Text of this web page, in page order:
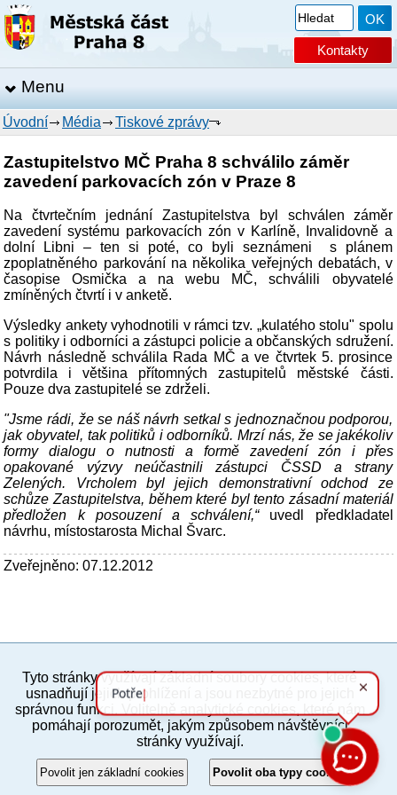
Kontakty
Menu
Úvodní Média Tiskové zprávy
Zastupitelstvo MČ Praha 8 schválilo záměr
zavedení parkovacích zón v Praze 8
Na čtvrtečním jednání Zastupitelstva byl schválen záměr
zavedení systému parkovacích zón v Karlíně, Invalidovně a
dolní Libni – ten si poté, co byli seznámeni s plánem
zpoplatněného parkování na několika veřejných debatách, v
časopise Osmička a na webu MČ, schválili obyvatelé
zmíněných čtvrtí i v anketě.
Výsledky ankety vyhodnotili v rámci tzv. „kulatého stolu" spolu
s politiky i odborníci a zástupci policie a občanských sdružení.
Návrh následně schválila Rada MČ a ve čtvrtek 5. prosince
potvrdila i většina přítomných zastupitelů městské části.
Pouze dva zastupitelé se zdrželi.
"Jsme rádi, že se náš návrh setkal s jednoznačnou podporou,
jak obyvatel, tak politiků i odborníků. Mrzí nás, že se jakékoliv
formy dialogu o nutnosti a formě zavedení zón i přes
opakované výzvy neúčastnili zástupci ČSSD a strany
Zelených. Vrcholem byl jejich demonstrativní odchod ze
schůze Zastupitelstva, během které byl tento zásadní materiál
předložen k posouzení a schválení,“uvedl předkladatel
návrhu, místostarosta Michal Švarc.
Zveřejněno: 07.12.2012
ENG
Povinné a praktické informace
© 2012–2019 MČ Praha 8
Tyto stránky využívají základní soubory cookies, které
usnadňují jejich prohlížení a jsou nezbytné pro jejich
správnou funkci. Volitelně analytické cookies, které nám
pomáhají porozumět, jakým způsobem návštěvníci
stránky využívají.
Povolit jen základní cookies Povolit oba typy cookies